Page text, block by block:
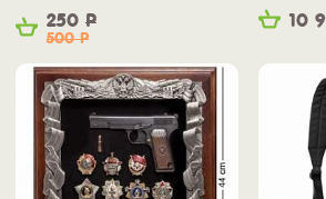
250 Р
500Р
10